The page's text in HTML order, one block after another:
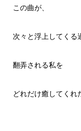
この曲が、
次々と浮上してくる
翻弄される私を
どれだけ癒してくれ